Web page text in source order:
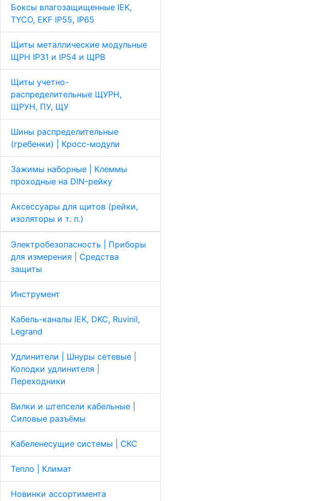
Боксы влагозащищенные IEK,
TYCO, EKF IP55, IP65
Щиты металлические модульные
ЩРН IP31 и IP54 и ЩРВ
Щиты учетно-
распределительные ЩУРН,
ЩРУН, ПУ, ЩУ
Шины распределительные
(гребенки) | Кросс-модули
Зажимы наборные | Клеммы
проходные на DIN-рейку
Аксессуары для щитов (рейки,
изоляторы и т. п.)
Электробезопасность | Приборы
для измерения | Средства
защиты
Инструмент
Кабель-каналы IEK, DKC, Ruvinil,
Legrand
Удлинители | Шнуры сетевые |
Колодки удлинителя |
Переходники
Вилки и штепсели кабельные |
Cиловые разъёмы
Кабеленесущие системы | СКС
Тепло | Климат
Новинки ассортимента